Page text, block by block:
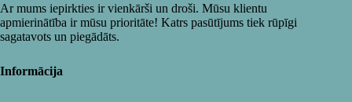
Ar mums iepirkties ir vienkārši un droši. Mūsu klientu
apmierinātība ir mūsu prioritāte! Katrs pasūtījums tiek rūpīgi
sagatavots un piegādāts.
Informācija